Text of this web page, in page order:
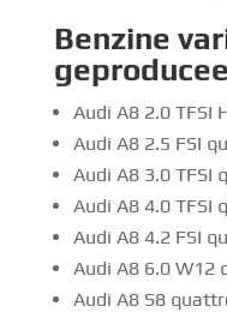
Benzine
Audi A8 2.0 TFSI
Audi A8 2.5 FSI
Audi A8 3.0 TFSI
Audi A8 4.0 TFSI
Audi A8 4.2 FSI
Audi A8 6.0 W12
Audi A8 S8